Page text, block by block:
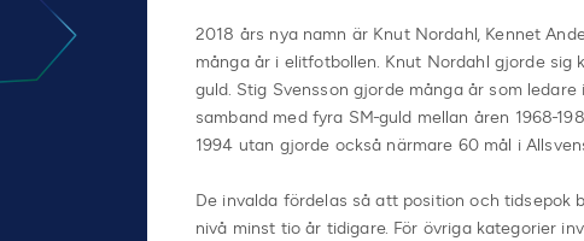
2018 års nya namn är Knut Nordahl, Kennet
många år i elitfotbollen. Knut Nordahl gjorde sig
guld. Stig Svensson gjorde många år som
samband med fyra SM-guld mellan åren 1968-
1994 utan gjorde också närmare 60 mål i
De invalda fördelas så att position och tidsepok
nivå minst tio år tidigare. För övriga kategorier